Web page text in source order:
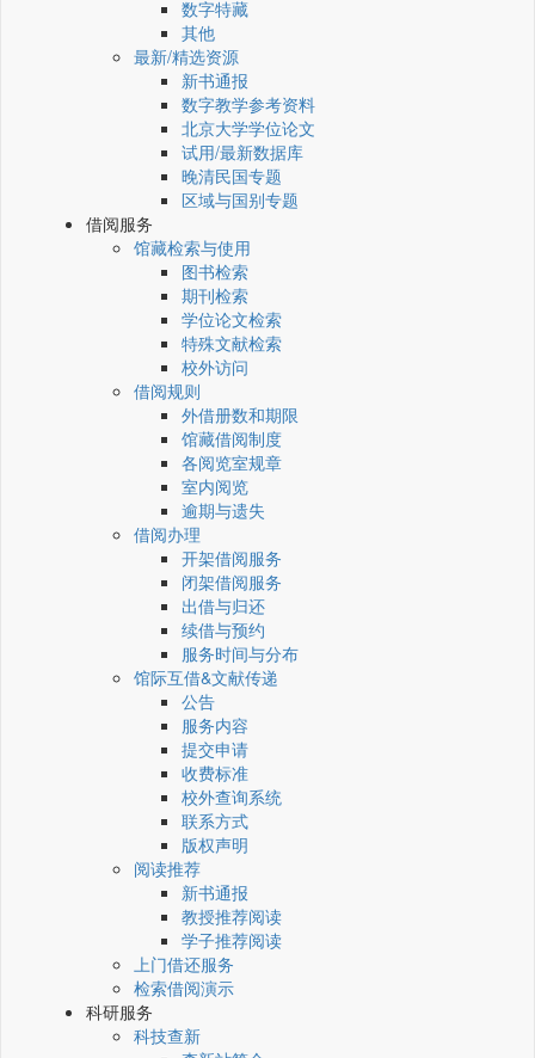
数字特藏
其他
最新/精选资源
新书通报
数字教学参考资料
北京大学学位论文
试用/最新数据库
晚清民国专题
区域与国别专题
借阅服务
馆藏检索与使用
图书检索
期刊检索
学位论文检索
特殊文献检索
校外访问
借阅规则
外借册数和期限
馆藏借阅制度
各阅览室规章
室内阅览
逾期与遗失
借阅办理
开架借阅服务
闭架借阅服务
出借与归还
续借与预约
服务时间与分布
馆际互借&文献传递
公告
服务内容
提交申请
收费标准
校外查询系统
联系方式
版权声明
阅读推荐
新书通报
教授推荐阅读
学子推荐阅读
上门借还服务
检索借阅演示
科研服务
科技查新